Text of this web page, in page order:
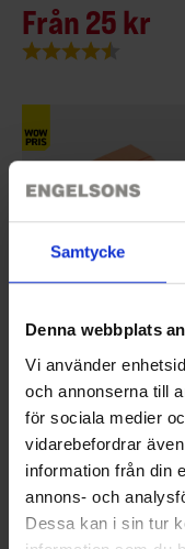
Samtycke
Denna webbplats
Vi använder
och annonserna till
för sociala medier
vidarebefordrar
information från din
annons- och
Dessa kan i sin tur
Från25 kr
Betyg:
Sittunderlag
High Mountain
Från25 kr
Betyg: 4.4 utav 5